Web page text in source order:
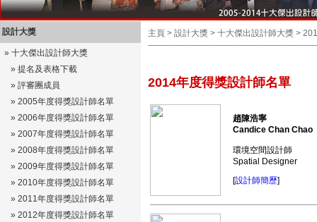
設計大獎
» 十大傑出設計師大獎
» 提名及表格下載
» 評審團成員
» 2005年度得獎設計師名單
» 2006年度得獎設計師名單
» 2007年度得獎設計師名單
» 2008年度得獎設計師名單
» 2009年度得獎設計師名單
» 2010年度得獎設計師名單
» 2011年度得獎設計師名單
» 2012年度得獎設計師名單
主頁 > 設計大獎 > 十大傑出設計師大獎 >
2014年度得獎設計師名單
趙陳浩寧
Candice Chan Chao
環境空間設計師
Spatial Designer
[設計師簡歷]